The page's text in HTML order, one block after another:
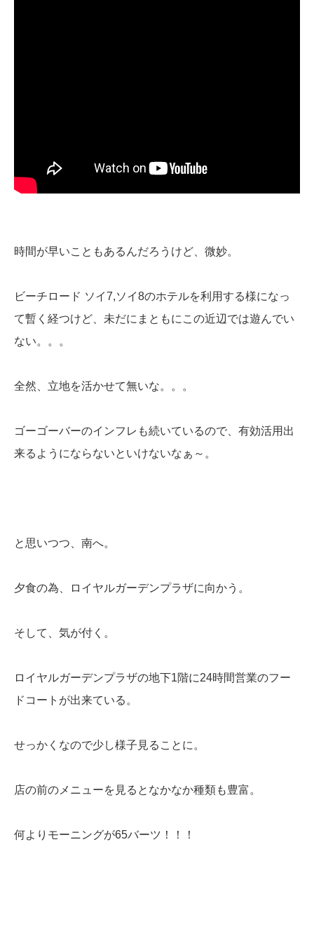
時間が早いこともあるんだろうけど、微妙。
ビーチロード ソイ7,ソイ8のホテルを利用する様になっ
て暫く経つけど、未だにまともにこの近辺では遊んでい
ない。。。
全然、立地を活かせて無いな。。。
ゴーゴーバーのインフレも続いているので、有効活用出
来るようにならないといけないなぁ～。
と思いつつ、南へ。
夕食の為、ロイヤルガーデンプラザに向かう。
そして、気が付く。
ロイヤルガーデンプラザの地下1階に24時間営業のフー
ドコートが出来ている。
せっかくなので少し様子見ることに。
店の前のメニューを見るとなかなか種類も豊富。
何よりモーニングが65バーツ！！！